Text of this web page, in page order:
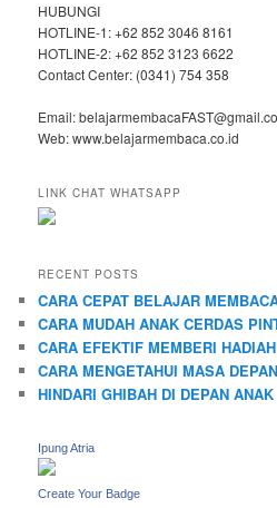
HUBUNGI
HOTLINE-1: +62 852 3046 8161
HOTLINE-2: +62 852 3123 6622
Contact Center: (0341) 754 358
Email:
Web: www.belajarmembaca.co.id
LINK CHAT WHATSAPP
RECENT POSTS
CARA CEPAT BELAJAR
CARA MUDAH ANAK CERDAS
CARA EFEKTIF MEMBERI
CARA MENGETAHUI MASA
HINDARI GHIBAH DI DEPAN ANAK
Ipung Atria
Create Your Badge